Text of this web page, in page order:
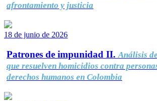
afrontamiento y justicia
18 de junio de 2026
Patrones de impunidad II. Análisis
que resuelven homicidios contra
derechos humanos en Colombia